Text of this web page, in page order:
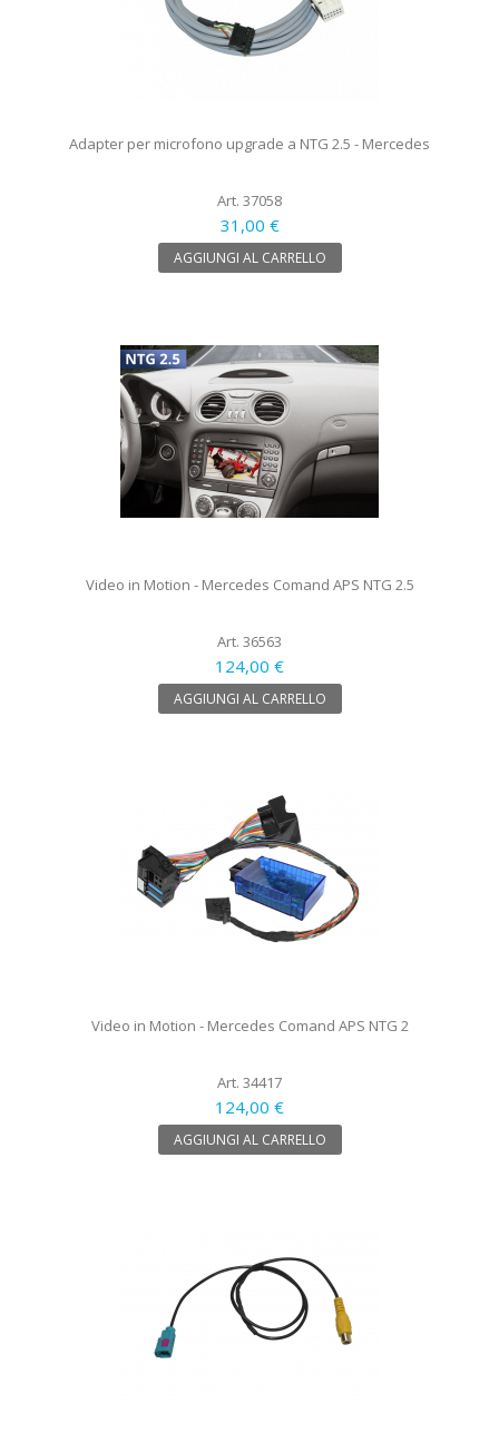
Adapter per microfono upgrade a NTG 2.5 - Mercedes
Art. 37058
31,00 €
AGGIUNGI AL CARRELLO
Video in Motion - Mercedes Comand APS NTG 2.5
Art. 36563
124,00 €
AGGIUNGI AL CARRELLO
Video in Motion - Mercedes Comand APS NTG 2
Art. 34417
124,00 €
AGGIUNGI AL CARRELLO